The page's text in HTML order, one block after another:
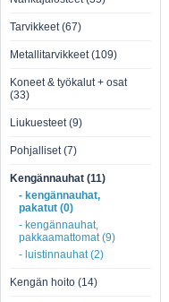
Tarvikkeet (67)
Metallitarvikkeet (109)
Koneet & työkalut + osat
(33)
Liukuesteet (9)
Pohjalliset (7)
Kengännauhat (11)
- kengännauhat,
pakatut (0)
- kengännauhat,
pakkaamattomat (9)
- luistinnauhat (2)
Kengän hoito (14)